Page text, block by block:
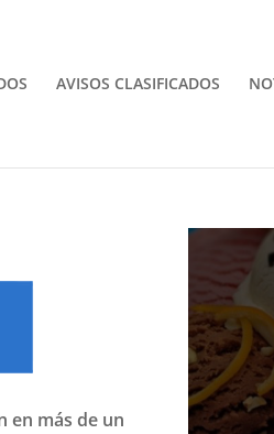
AVISOS CLASIFICADOS
en más de un